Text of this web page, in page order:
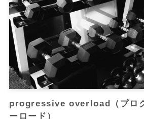
progressive overload（プロ
ーロード）